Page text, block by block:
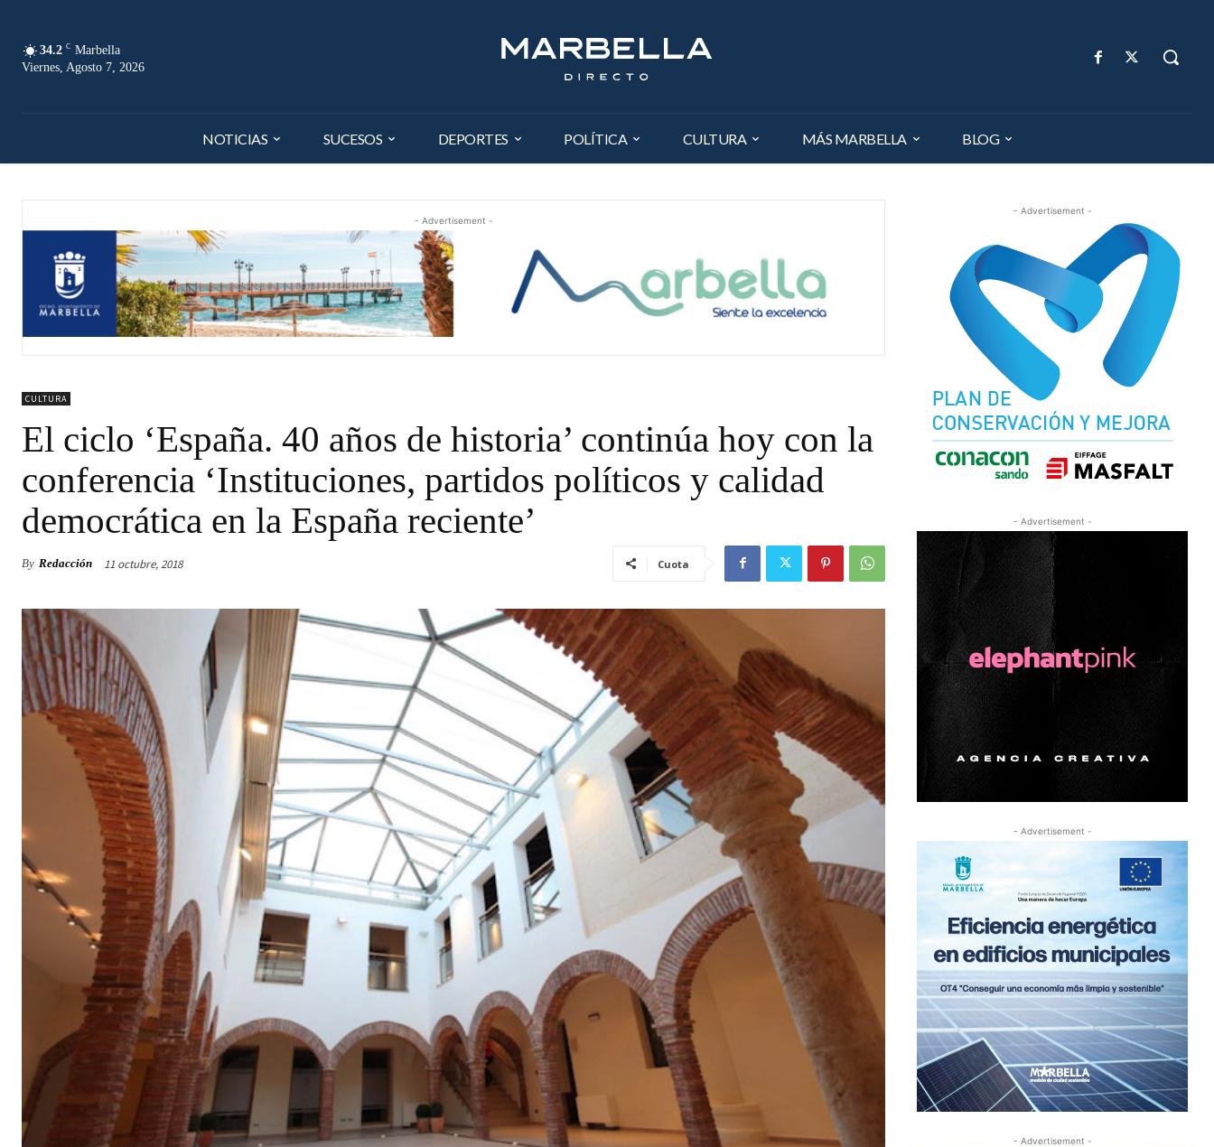
34.2 C Marbella
Viernes, Agosto 7, 2026
NOTICIAS SUCESOS DEPORTES POLÍTICA CULTURA MÁS MARBELLA BLOG
- Advertisement -
CULTURA
El ciclo ‘España. 40 años de historia’ continúa hoy con la
conferencia ‘Instituciones, partidos políticos y calidad
democrática en la España reciente’
By Redacción 11 octubre, 2018 Cuota
- Advertisement -
- Advertisement -
- Advertisement -
- Advertisement -